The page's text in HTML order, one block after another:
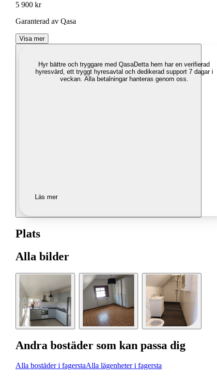
5 900 kr
Garanterad av Qasa
Visa mer
Hyr bättre och tryggare med QasaDetta hem har en verifierad
hyresvärd, ett tryggt hyresavtal och dedikerad support 7 dagar i
veckan. Alla betalningar hanteras genom oss.
Läs mer
Plats
Alla bilder
Andra bostäder som kan passa dig
Alla bostäder i fagerstaAlla lägenheter i fagersta